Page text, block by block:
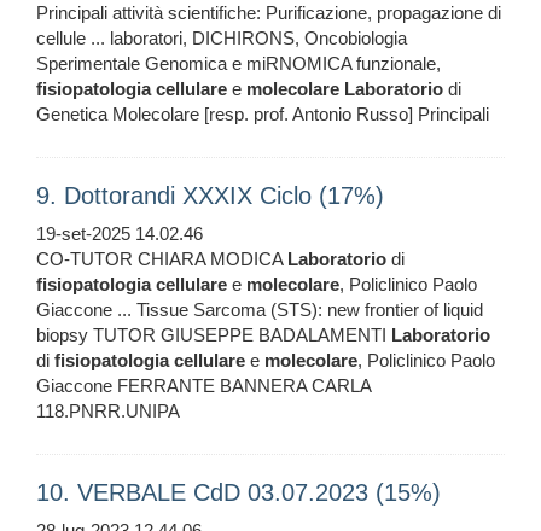
Principali attività scientifiche: Purificazione, propagazione di
cellule ... laboratori, DICHIRONS, Oncobiologia
Sperimentale Genomica e miRNOMICA funzionale,
fisiopatologia cellulare e molecolare Laboratorio di
Genetica Molecolare [resp. prof. Antonio Russo] Principali
9. Dottorandi XXXIX Ciclo (17%)
19-set-2025 14.02.46
CO-TUTOR CHIARA MODICA Laboratorio di
fisiopatologia cellulare e molecolare, Policlinico Paolo
Giaccone ... Tissue Sarcoma (STS): new frontier of liquid
biopsy TUTOR GIUSEPPE BADALAMENTI Laboratorio
di fisiopatologia cellulare e molecolare, Policlinico Paolo
Giaccone FERRANTE BANNERA CARLA
118.PNRR.UNIPA
10. VERBALE CdD 03.07.2023 (15%)